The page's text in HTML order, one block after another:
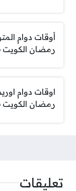
أوقات دوام
رمضان الكويت 2026
اوقات دوام
رمضان الكويت 2026
تعليقات